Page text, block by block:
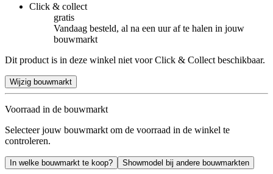
Click & collect
gratis
Vandaag besteld, al na een uur af te halen in jouw
bouwmarkt
Dit product is in deze winkel niet voor Click & Collect beschikbaar.
Wijzig bouwmarkt
Voorraad in de bouwmarkt
Selecteer jouw bouwmarkt om de voorraad in de winkel te
controleren.
In welke bouwmarkt te koop? Showmodel bij andere bouwmarkten